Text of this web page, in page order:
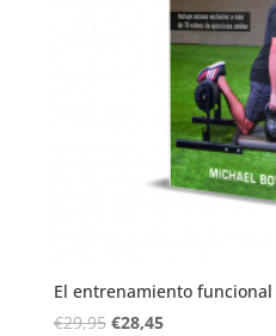
El entrenamiento
€29,95 €28,45